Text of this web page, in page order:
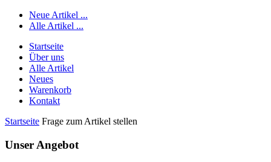
Neue Artikel ...
Alle Artikel ...
Startseite
Über uns
Alle Artikel
Neues
Warenkorb
Kontakt
Startseite Frage zum Artikel stellen
Unser Angebot